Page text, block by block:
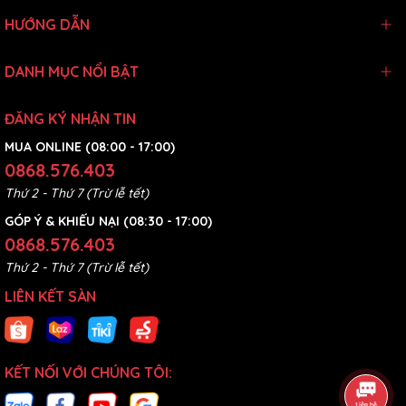
HƯỚNG DẪN
DANH MỤC NỔI BẬT
ĐĂNG KÝ NHẬN TIN
MUA ONLINE (08:00 - 17:00)
0868.576.403
Thứ 2 - Thứ 7 (Trừ lễ tết)
GÓP Ý & KHIẾU NẠI (08:30 - 17:00)
0868.576.403
Thứ 2 - Thứ 7 (Trừ lễ tết)
LIÊN KẾT SÀN
KẾT NỐI VỚI CHÚNG TÔI: